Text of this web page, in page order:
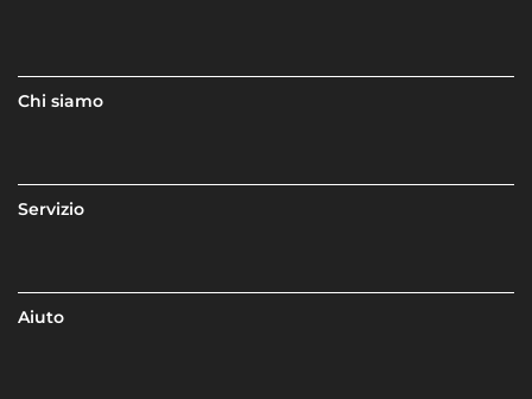
Chi siamo
Servizio
Aiuto